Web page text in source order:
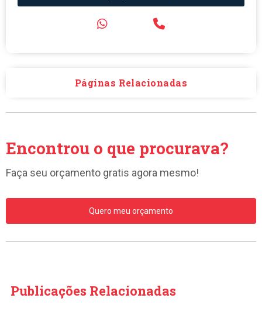
Páginas Relacionadas
Encontrou o que procurava?
Faça seu orçamento gratis agora mesmo!
Quero meu orçamento
Publicações Relacionadas